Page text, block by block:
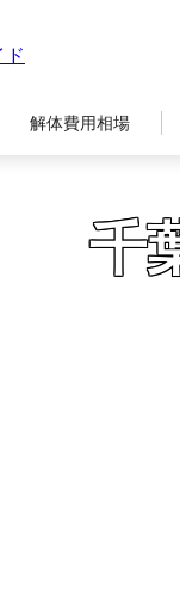
解体費用相場
千